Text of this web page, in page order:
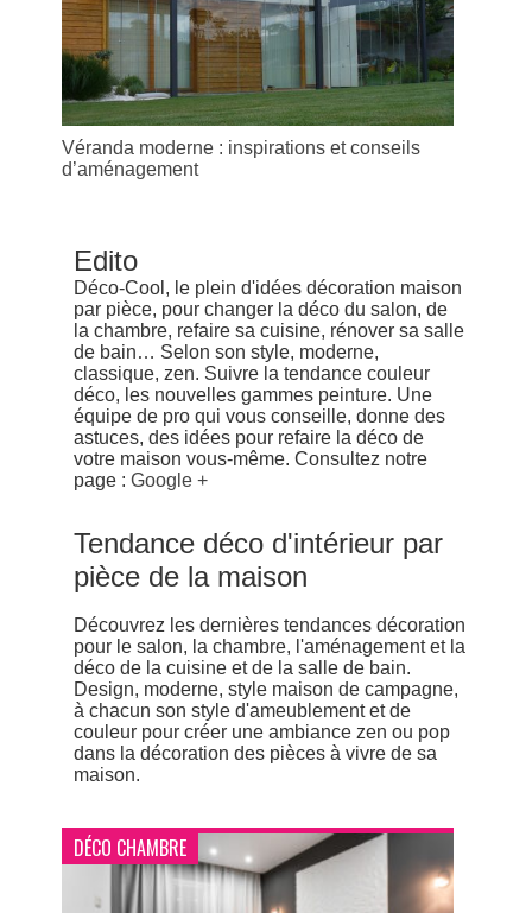
Véranda moderne : inspirations et conseils
d’aménagement
Edito
Déco-Cool, le plein d'idées décoration maison
par pièce, pour changer la déco du salon, de
la chambre, refaire sa cuisine, rénover sa salle
de bain… Selon son style, moderne,
classique, zen. Suivre la tendance couleur
déco, les nouvelles gammes peinture. Une
équipe de pro qui vous conseille, donne des
astuces, des idées pour refaire la déco de
votre maison vous-même. Consultez notre
page : Google +
Tendance déco d'intérieur par
pièce de la maison
Découvrez les dernières tendances décoration
pour le salon, la chambre, l'aménagement et la
déco de la cuisine et de la salle de bain.
Design, moderne, style maison de campagne,
à chacun son style d'ameublement et de
couleur pour créer une ambiance zen ou pop
dans la décoration des pièces à vivre de sa
maison.
DÉCO CHAMBRE